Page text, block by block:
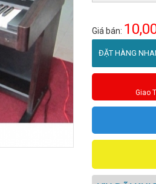
Giá bán:
ĐẶT HÀNG
Giao